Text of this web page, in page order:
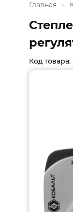
Главная
Код